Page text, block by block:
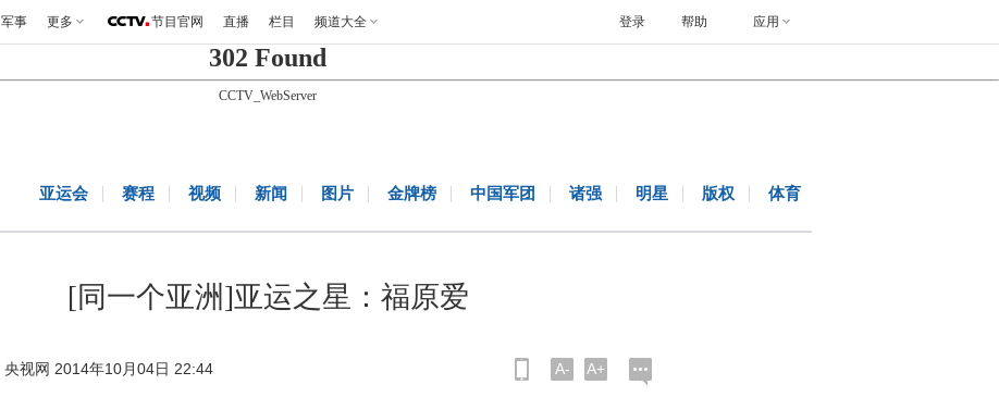
军事 更多 节目官网 直播 栏目 频道大全 帮助 应用
登录
302 Found
CCTV_WebServer
亚运会 赛程 视频 新闻 图片 金牌榜 中国军团 诸强 明星 版权 体育
[同一个亚洲]亚运之星：福原爱
央视网 2014年10月04日 22:44 A- A+